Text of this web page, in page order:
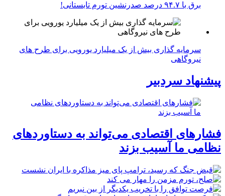
برق با ۹۴.۷ درصد صدرنشین تورم تابستانی!
سرمایه گذاری بیش از یک میلیارد یورویی برای طرح های
نیروگاهی
پیشنهاد سردبیر
فشارهای اقتصادی می‌تواند به دستاوردهای
نظامی ما آسیب بزند